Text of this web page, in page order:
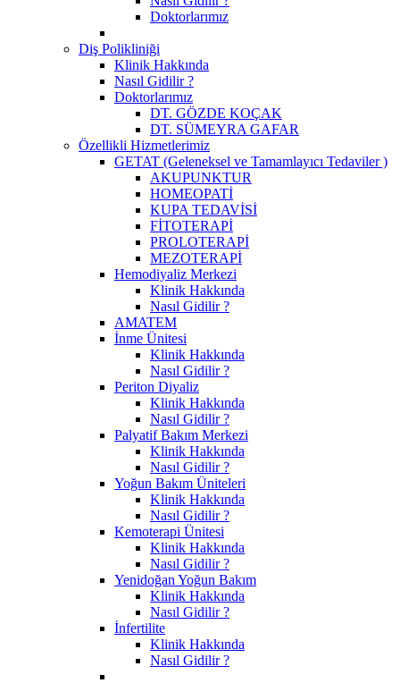
Doktorlarımız
Diş Polikliniği
Klinik Hakkında
Nasıl Gidilir ?
Doktorlarımız
DT. GÖZDE KOÇAK
DT. SÜMEYRA GAFAR
Özellikli Hizmetlerimiz
GETAT (Geleneksel ve Tamamlayıcı Tedaviler )
AKUPUNKTUR
HOMEOPATİ
KUPA TEDAVİSİ
FİTOTERAPİ
PROLOTERAPİ
MEZOTERAPİ
Hemodiyaliz Merkezi
Klinik Hakkında
Nasıl Gidilir ?
AMATEM
İnme Ünitesi
Klinik Hakkında
Nasıl Gidilir ?
Periton Diyaliz
Klinik Hakkında
Nasıl Gidilir ?
Palyatif Bakım Merkezi
Klinik Hakkında
Nasıl Gidilir ?
Yoğun Bakım Üniteleri
Klinik Hakkında
Nasıl Gidilir ?
Kemoterapi Ünitesi
Klinik Hakkında
Nasıl Gidilir ?
Yenidoğan Yoğun Bakım
Klinik Hakkında
Nasıl Gidilir ?
İnfertilite
Klinik Hakkında
Nasıl Gidilir ?